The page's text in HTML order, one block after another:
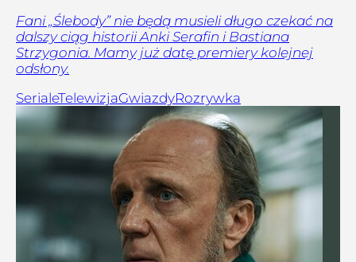
Fani „Ślebody” nie będą musieli długo czekać na
dalszy ciąg historii Anki Serafin i Bastiana
Strzygonia. Mamy już datę premiery kolejnej
odsłony.
SerialeTelewizjaGwiazdyRozrywka